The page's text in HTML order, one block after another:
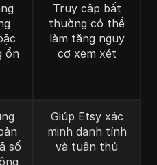
ổn
Truy cập bất
thường có thể
làm tăng nguy
cơ xem xét
số
Giúp Etsy xác
minh danh tính
và tuân thủ